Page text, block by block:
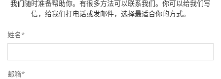
我们随时准备帮助你。有很多方法可以联系我们。你可以给我们写
信，给我们打电话或发邮件，选择最适合你的方式。
姓名*
邮箱*